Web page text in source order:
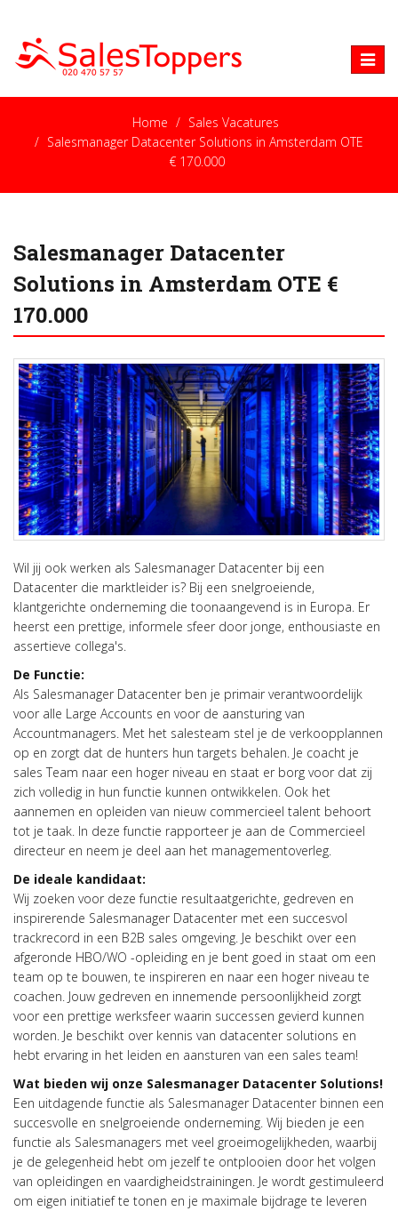
Toggle
Home
Sales Vacatures
Salesmanager Datacenter Solutions in Amsterdam OTE
€ 170.000
Salesmanager Datacenter
Solutions in Amsterdam OTE €
170.000
Wil jij ook werken als Salesmanager Datacenter bij een
Datacenter die marktleider is? Bij een snelgroeiende,
klantgerichte onderneming die toonaangevend is in Europa. Er
heerst een prettige, informele sfeer door jonge, enthousiaste en
assertieve collega's.
De Functie:
Als Salesmanager Datacenter ben je primair verantwoordelijk
voor alle Large Accounts en voor de aansturing van
Accountmanagers. Met het salesteam stel je de verkoopplannen
op en zorgt dat de hunters hun targets behalen. Je coacht je
sales Team naar een hoger niveau en staat er borg voor dat zij
zich volledig in hun functie kunnen ontwikkelen. Ook het
aannemen en opleiden van nieuw commercieel talent behoort
tot je taak. In deze functie rapporteer je aan de Commercieel
directeur en neem je deel aan het managementoverleg.
De ideale kandidaat:
Wij zoeken voor deze functie resultaatgerichte, gedreven en
inspirerende Salesmanager Datacenter met een succesvol
trackrecord in een B2B sales omgeving. Je beschikt over een
afgeronde HBO/WO -opleiding en je bent goed in staat om een
team op te bouwen, te inspireren en naar een hoger niveau te
coachen. Jouw gedreven en innemende persoonlijkheid zorgt
voor een prettige werksfeer waarin successen gevierd kunnen
worden. Je beschikt over kennis van datacenter solutions en
hebt ervaring in het leiden en aansturen van een sales team!
Wat bieden wij onze Salesmanager Datacenter Solutions!
Een uitdagende functie als Salesmanager Datacenter binnen een
succesvolle en snelgroeiende onderneming. Wij bieden je een
functie als Salesmanagers met veel groeimogelijkheden, waarbij
je de gelegenheid hebt om jezelf te ontplooien door het volgen
van opleidingen en vaardigheidstrainingen. Je wordt gestimuleerd
om eigen initiatief te tonen en je maximale bijdrage te leveren